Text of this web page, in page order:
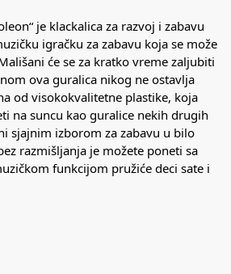
je klackalica za razvoj i zabavu
igračku za zabavu koja se može
će se za kratko vreme zaljubiti
ova guralica nikog ne ostavlja
od visokokvalitetne plastike, koja
na suncu kao guralice nekih drugih
sjajnim izborom za zabavu u bilo
razmišljanja je možete poneti sa
funkcijom pružiće deci sate i